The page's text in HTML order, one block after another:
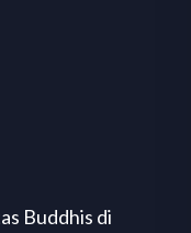
Buddhis di